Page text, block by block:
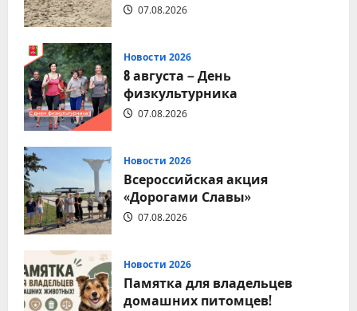
07.08.2026
Новости 2026
8 августа – День
физкультурника
07.08.2026
Новости 2026
Всероссийская акция
«Дорогами Славы»
07.08.2026
Новости 2026
Памятка для владельцев
домашних питомцев!